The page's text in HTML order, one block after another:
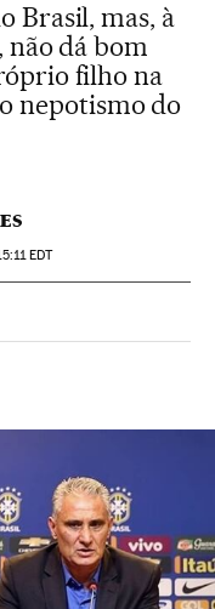
Brasil, mas, à
não dá bom
filho na
nepotismo do
EDT